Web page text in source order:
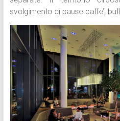
svolgimento di pause caffe’,